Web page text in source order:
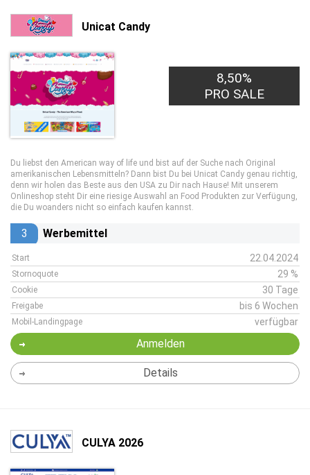
Unicat Candy
8,50%
PRO SALE
Du liebst den American way of life und bist auf der Suche nach Original
amerikanischen Lebensmitteln? Dann bist Du bei Unicat Candy genau richtig,
denn wir holen das Beste aus den USA zu Dir nach Hause! Mit unserem
Onlineshop steht Dir eine riesige Auswahl an Food Produkten zur Verfügung,
die Du woanders nicht so einfach kaufen kannst.
3 Werbemittel
Start 22.04.2024
Stornoquote 29 %
Cookie 30 Tage
Freigabe bis 6 Wochen
Mobil-Landingpage verfügbar
Anmelden
Details
CULYA 2026